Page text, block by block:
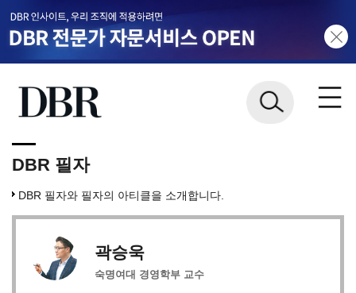
DBR 필자
DBR 필자와 필자의 아티클을 소개합니다.
곽승욱
숙명여대 경영학부 교수